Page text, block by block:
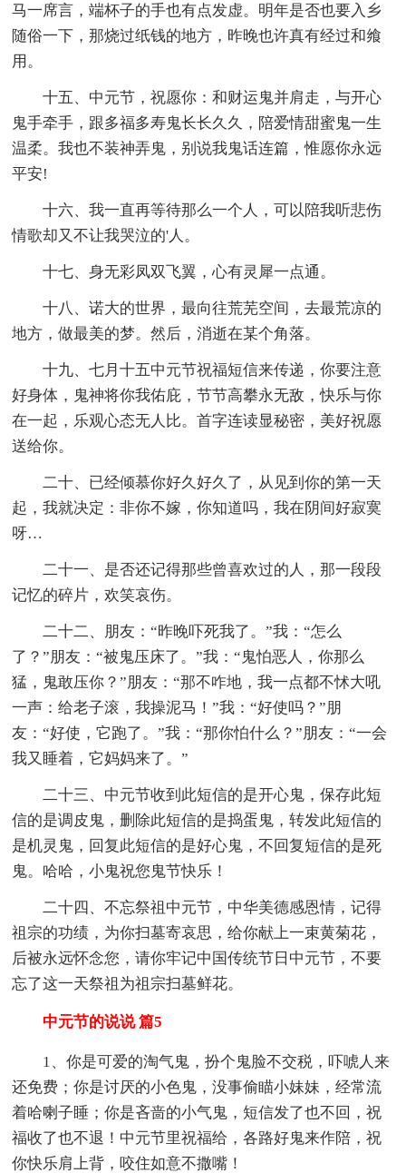
马一席言，端杯子的手也有点发虚。明年是否也要入乡
随俗一下，那烧过纸钱的地方，昨晚也许真有经过和飨
用。
十五、中元节，祝愿你：和财运鬼并肩走，与开心
鬼手牵手，跟多福多寿鬼长长久久，陪爱情甜蜜鬼一生
温柔。我也不装神弄鬼，别说我鬼话连篇，惟愿你永远
平安!
十六、我一直再等待那么一个人，可以陪我听悲伤
情歌却又不让我哭泣的'人。
十七、身无彩凤双飞翼，心有灵犀一点通。
十八、诺大的世界，最向往荒芜空间，去最荒凉的
地方，做最美的梦。然后，消逝在某个角落。
十九、七月十五中元节祝福短信来传递，你要注意
好身体，鬼神将你我佑庇，节节高攀永无敌，快乐与你
在一起，乐观心态无人比。首字连读显秘密，美好祝愿
送给你。
二十、已经倾慕你好久好久了，从见到你的第一天
起，我就决定：非你不嫁，你知道吗，我在阴间好寂寞
呀…
二十一、是否还记得那些曾喜欢过的人，那一段段
记忆的碎片，欢笑哀伤。
二十二、朋友：“昨晚吓死我了。”我：“怎么
了？”朋友：“被鬼压床了。”我：“鬼怕恶人，你那么
猛，鬼敢压你？”朋友：“那不咋地，我一点都不怵大吼
一声：给老子滚，我操泥马！”我：“好使吗？”朋
友：“好使，它跑了。”我：“那你怕什么？”朋友：“一会
我又睡着，它妈妈来了。”
二十三、中元节收到此短信的是开心鬼，保存此短
信的是调皮鬼，删除此短信的是捣蛋鬼，转发此短信的
是机灵鬼，回复此短信的是好心鬼，不回复短信的是死
鬼。哈哈，小鬼祝您鬼节快乐！
二十四、不忘祭祖中元节，中华美德感恩情，记得
祖宗的功绩，为你扫墓寄哀思，给你献上一束黄菊花，
后被永远怀念您，请你牢记中国传统节日中元节，不要
忘了这一天祭祖为祖宗扫墓鲜花。
中元节的说说 篇5
1、你是可爱的淘气鬼，扮个鬼脸不交税，吓唬人来
还免费；你是讨厌的小色鬼，没事偷瞄小妹妹，经常流
着哈喇子睡；你是吝啬的小气鬼，短信发了也不回，祝
福收了也不退！中元节里祝福给，各路好鬼来作陪，祝
你快乐肩上背，咬住如意不撒嘴！